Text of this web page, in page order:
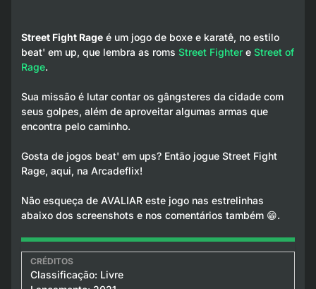
Street Fight Rageé um jogo de boxe e karatê, no estilo
beat' em up, que lembra as roms Street Fightere Street of
Rage.
Sua missão é lutar contar os gângsteres da cidade com
seus golpes, além de aproveitar algumas armas que
encontra pelo caminho.
Gosta de jogos beat' em ups? Então jogue Street Fight
Rage, aqui, na Arcadeflix!
Não esqueça de AVALIAR este jogo nas estrelinhas
abaixo dos screenshots e nos comentários também 😁.
Classificação: Livre